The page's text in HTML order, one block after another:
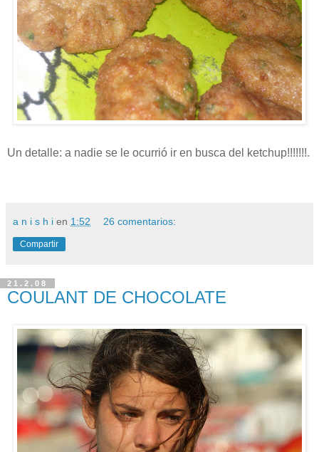
Un detalle: a nadie se le ocurrió ir en busca del ketchup!!!!!!!.
a n i s h i en 1:52 26 comentarios:
Compartir
21.2.08
COULANT DE CHOCOLATE